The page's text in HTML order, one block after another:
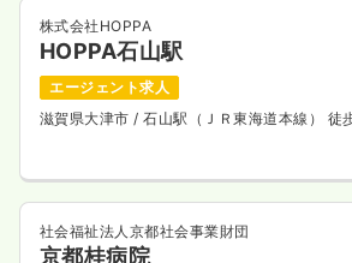
株式会社HOPPA
HOPPA石山駅
エージェント求人
滋賀県大津市/ 石山駅（ＪＲ東海道本線） 徒
社会福祉法人京都社会事業財団
京都桂病院